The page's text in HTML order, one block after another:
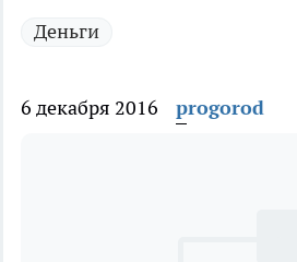
Деньги
6 декабря 2016 progorod